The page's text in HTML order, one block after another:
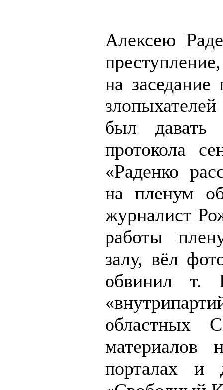
Алексею
на
был давать
протокола
«Раденко
на пленум
журналист
работы
залу, вёл
обвинил т.
областных
материалов
порталах и